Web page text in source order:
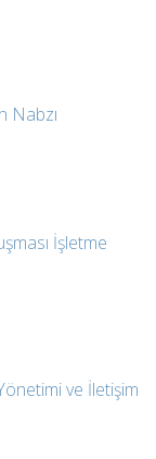
Nabzı
İşletme
ve İletişim